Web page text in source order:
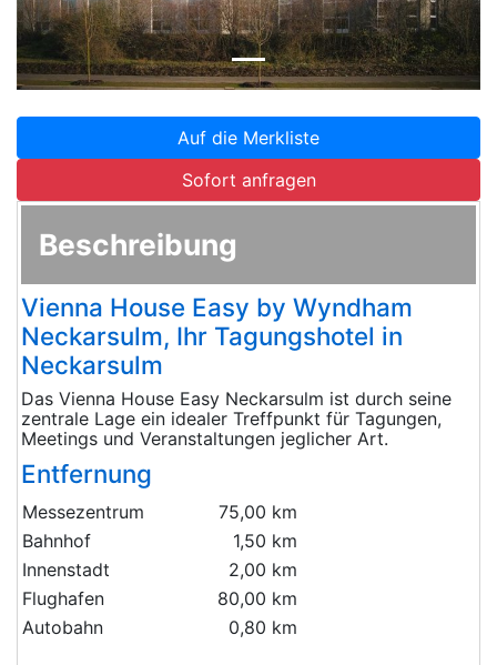
Auf die Merkliste
Sofort anfragen
Beschreibung
Vienna House Easy by Wyndham
Neckarsulm, Ihr Tagungshotel in
Neckarsulm
Das Vienna House Easy Neckarsulm ist durch seine
zentrale Lage ein idealer Treffpunkt für Tagungen,
Meetings und Veranstaltungen jeglicher Art.
Entfernung
Messezentrum
75,00 km
Bahnhof
1,50 km
Innenstadt
2,00 km
Flughafen
80,00 km
Autobahn
0,80 km